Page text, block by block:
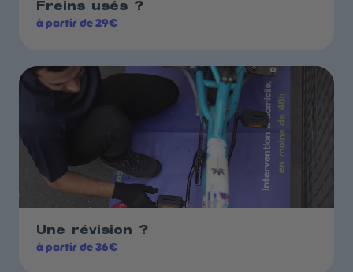
Freins usés ?
à partir de 29€
Une révision ?
à partir de 36€